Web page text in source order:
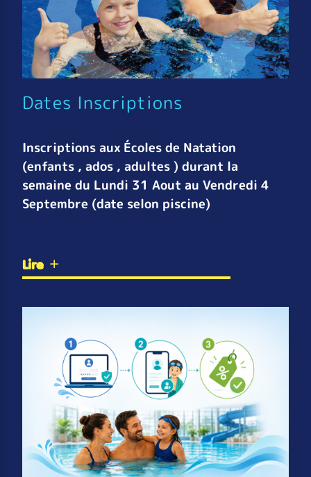
Dates Inscriptions
Inscriptions aux Écoles de Natation
(enfants , ados , adultes ) durant la
semaine du Lundi 31 Aout au Vendredi 4
Septembre (date selon piscine)
Lire